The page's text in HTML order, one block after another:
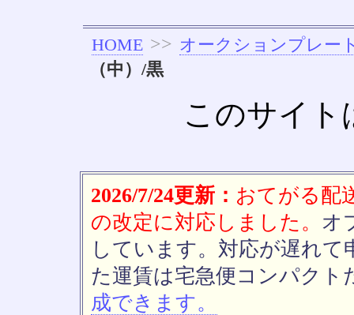
HOME >> オークションプレー
（中）/黒
このサイト
2026/7/24更新： おてがる配
の改定に対応しました。 オ
しています。対応が遅れ
た運賃は宅急便コンパクト
成できます。